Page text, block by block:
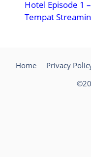
Hotel Episode 1
Tempat
Home Privacy